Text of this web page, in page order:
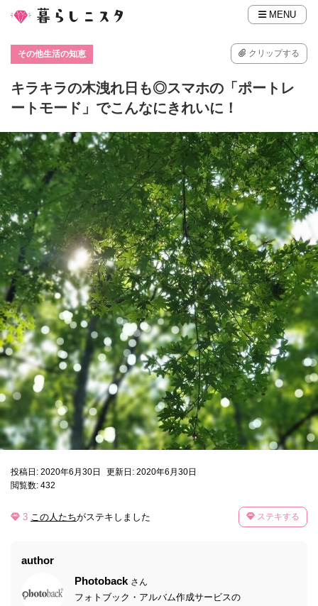
MENU
その他生活の知恵 クリップする
キラキラの木洩れ日も◎スマホの「ポートレ
ートモード」でこんなにきれいに！
投稿日: 2020年6月30日
更新日: 2020年6月30日
閲覧数: 432
3 この人たちがステキしました ステキする
author
Photoback さん
フォトブック・アルバム作成サービスの